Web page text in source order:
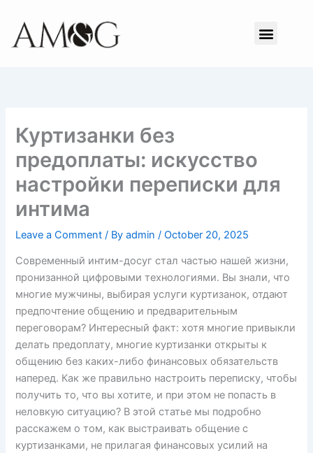
content
Menu
Куртизанки без
предоплаты: искусство
настройки переписки для
интима
Leave a Comment / Byadmin/October 20, 2025
Современный интим-досуг стал частью нашей жизни,
пронизанной цифровыми технологиями. Вы знали, что
многие мужчины, выбирая услуги куртизанок, отдают
предпочтение общению и предварительным
переговорам? Интересный факт: хотя многие привыкли
делать предоплату, многие куртизанки открыты к
общению без каких-либо финансовых обязательств
наперед. Как же правильно настроить переписку, чтобы
получить то, что вы хотите, и при этом не попасть в
неловкую ситуацию? В этой статье мы подробно
расскажем о том, как выстраивать общение с
куртизанками, не прилагая финансовых усилий на